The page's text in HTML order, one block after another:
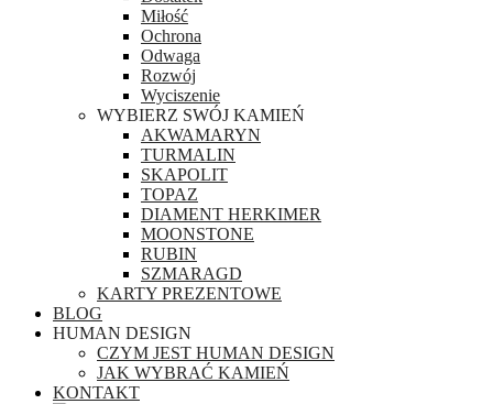
Miłość
Ochrona
Odwaga
Rozwój
Wyciszenie
WYBIERZ SWÓJ KAMIEŃ
AKWAMARYN
TURMALIN
SKAPOLIT
TOPAZ
DIAMENT HERKIMER
MOONSTONE
RUBIN
SZMARAGD
KARTY PREZENTOWE
BLOG
HUMAN DESIGN
CZYM JEST HUMAN DESIGN
JAK WYBRAĆ KAMIEŃ
KONTAKT